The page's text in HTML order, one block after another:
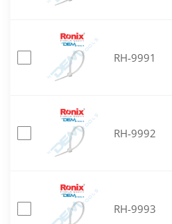
RH-9991
RH-9992
RH-9993